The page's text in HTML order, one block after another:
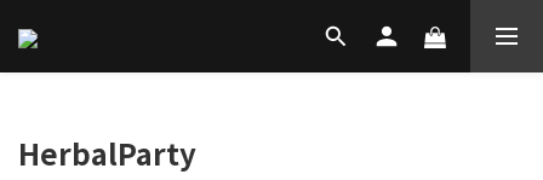
HerbalParty